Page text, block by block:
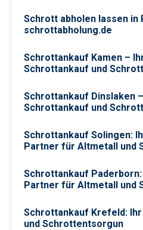
Schrott abholen lassen in
schrottabholung.de
Schrottankauf Kamen –
Schrottankauf und
Schrottankauf Dinslaken
Schrottankauf und
Schrottankauf Solingen:
Partner für Altmetall und
Schrottankauf
Partner für Altmetall und
Schrottankauf Krefeld:
und Schrottentsorgun